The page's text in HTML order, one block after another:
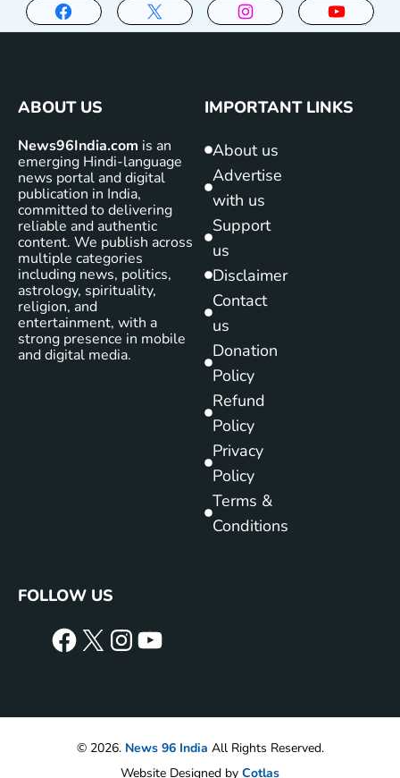
ABOUT US
News96India.com is an
emerging Hindi-language
news portal and digital
publication in India,
committed to delivering
reliable and authentic
content. We publish across
multiple categories
including news, politics,
astrology, spirituality,
religion, and
entertainment, with a
strong presence in mobile
and digital media.
IMPORTANT LINKS
About us
Advertise
with us
Support
us
Disclaimer
Contact
us
Donation
Policy
Refund
Policy
Privacy
Policy
Terms &
Conditions
FOLLOW US
© 2026. News 96 India All Rights Reserved.
Website Designed by Cotlas